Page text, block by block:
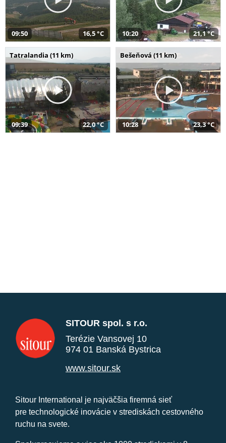
09:50 16,5 °C 10:20 21,1 °C
Tatralandia (11 km)
09:39 22,0 °C
Bešeňová (11 km)
10:28 23,3 °C
SITOUR spol. s r.o.
Terézie Vansovej 10
974 01 Banská Bystrica
www.sitour.sk
Sitour International je najväčšia firemná sieť
pre technologické inovácie v strediskách cestovného
ruchu na svete.